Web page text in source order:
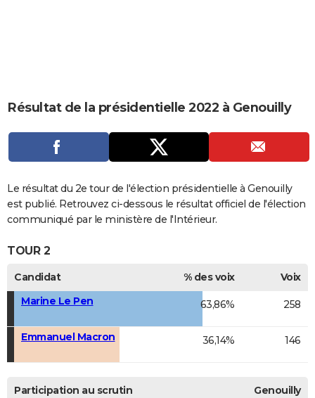
CARTE DE VOEUX
DICTIONNAIRE
Dictionnaire
Biographies
Expressions
Proverbes
PROGRAMME TV
COPAINS D'AVANT
S'inscrire
Se connecter
Lycées
Collèges
Primaires
Universités
Entreprises
Service militaire
Avis de recherche
AVIS DE DÉCÈS
FORUM
Bricolage
Culture
Television
Voyage
Résultat de la présidentielle 2022 à Genouilly
Le résultat du 2e tour de l'élection présidentielle à Genouilly
est publié. Retrouvez ci-dessous le résultat officiel de l'élection
communiqué par le ministère de l'Intérieur.
TOUR 2
Candidat % des voix
Voix
Marine Le Pen
63,86% 258
Emmanuel Macron 36,14% 146
Participation au scrutin Genouilly